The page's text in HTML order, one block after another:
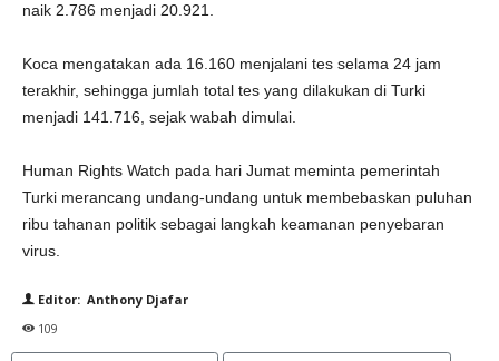
naik 2.786 menjadi 20.921.
Koca mengatakan ada 16.160 menjalani tes selama 24 jam
terakhir, sehingga jumlah total tes yang dilakukan di Turki
menjadi 141.716, sejak wabah dimulai.
Human Rights Watch pada hari Jumat meminta pemerintah
Turki merancang undang-undang untuk membebaskan puluhan
ribu tahanan politik sebagai langkah keamanan penyebaran
virus.
Editor: Anthony Djafar
109